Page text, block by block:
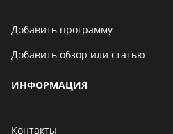
Добавить программу
Добавить обзор или статью
ИНФОРМАЦИЯ
Контакты